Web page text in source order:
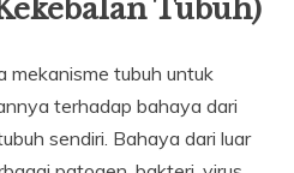
Tubuh)
mekanisme tubuh untuk
terhadap bahaya dari
sendiri. Bahaya dari luar